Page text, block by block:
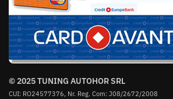
© 2025 TUNING AUTOHOR SRL
CUI: RO24577376, Nr. Reg. Com: J08/2672/2008